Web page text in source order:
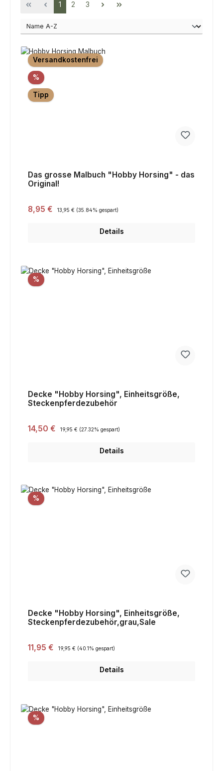
Seite
1 Seite
2 Seite
3
Versandkostenfrei
%Rabatt
Tipp
Das grosse Malbuch "Hobby Horsing" - das
Original!
Verkaufspreis:
8,95 € Regulärer Preis:
13,95 € (35.84% gespart)
Details
%Rabatt
Decke "Hobby Horsing", Einheitsgröße,
Steckenpferdezubehör
Verkaufspreis:
14,50 € Regulärer Preis:
19,95 € (27.32% gespart)
Details
%Rabatt
Decke "Hobby Horsing", Einheitsgröße,
Steckenpferdezubehör,grau,Sale
Verkaufspreis:
11,95 € Regulärer Preis:
19,95 € (40.1% gespart)
Details
%Rabatt